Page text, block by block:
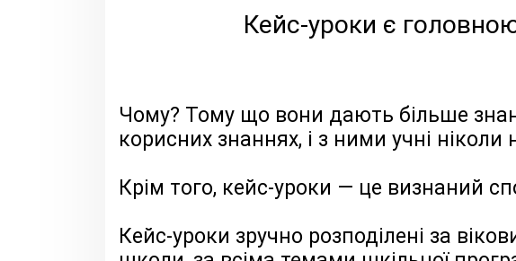
Кейс-уроки є
Чому? Тому що вони дають більше
корисних знаннях, і з ними учні
Крім того, кейс-уроки — це визнаний
Кейс-уроки зручно розподілені за